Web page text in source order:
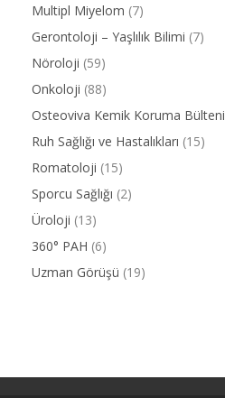
Multipl Miyelom (7)
Gerontoloji – Yaşlılık Bilimi (7)
Nöroloji (59)
Onkoloji (88)
Osteoviva Kemik Koruma Bülteni
Ruh Sağlığı ve Hastalıkları (15)
Romatoloji (15)
Sporcu Sağlığı (2)
Üroloji (13)
360° PAH (6)
Uzman Görüşü (19)